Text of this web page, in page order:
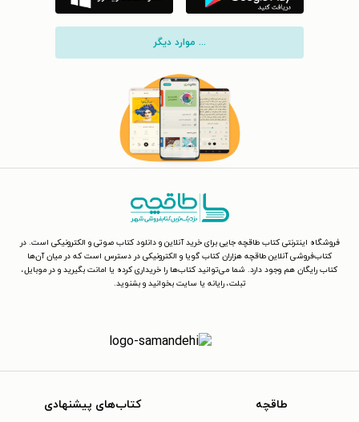
... موارد دیگر
فروشگاه اینترنتی کتاب طاقچه جایی برای خرید آنلاین و دانلود کتاب صوتی و الکترونیکی است. در
کتاب‌فروشی آنلاین طاقچه هزاران کتاب گویا و الکترونیکی در دسترس است که در میان آن‌ها
کتاب رایگان هم وجود دارد. شما می‌توانید کتاب‌ها را خریداری کرده یا امانت بگیرید و در موبایل،
تبلت، رایانه یا سایت بخوانید و بشنوید.
طاقچه کتاب‌های پیشنهادی